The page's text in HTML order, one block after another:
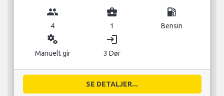
group
4
business_center
1
local_gas_station
Bensin
miscellaneous_services
Manuelt gir
login
3 Dør
SE DETALJER...